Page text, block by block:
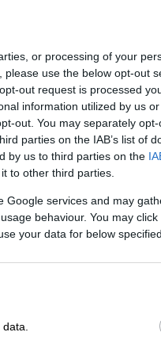
or processing of your
use the below opt-out
out request is processed
information utilized by us
out. You may separately
parties on the IAB’s list of
by us to third parties on the
to other third parties.
Google services and may
behaviour. You may
your data for below
Please»
και διασκέδαση
νέο βιβλίο του
καλύτερο έχει
του Νίκου